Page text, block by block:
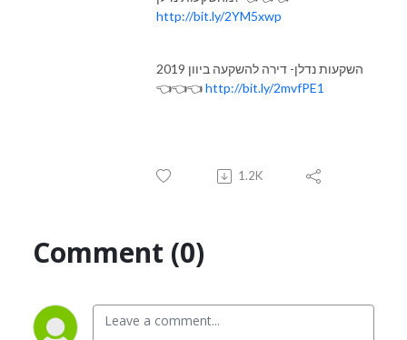
http://bit.ly/2YM5xwp
השקעות נדלן- דירה להשקעה ביוון 2019
👈👈👈http://bit.ly/2mvfPE1
1.2K
Comment (0)